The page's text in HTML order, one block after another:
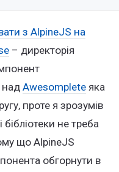
з AlpineJS на
– директорія
над Awesomplete яка
проте я зрозумів
не треба
що AlpineJS
обгорнути в